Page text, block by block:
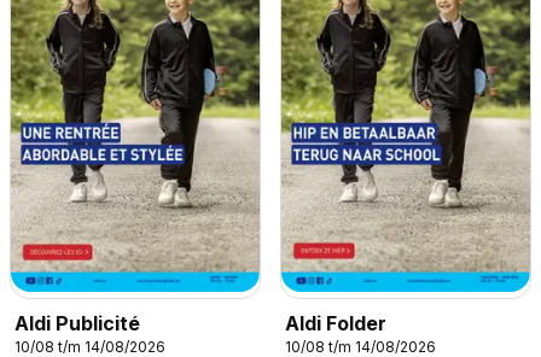
Aldi Publicité
10/08 t/m 14/08/2026
Aldi Folder
10/08 t/m 14/08/2026